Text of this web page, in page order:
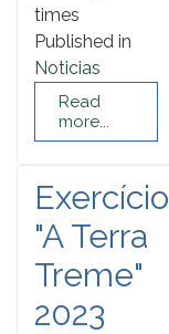
times
Published in
Noticias
Read
more...
Exercício
"A Terra
Treme"
2023